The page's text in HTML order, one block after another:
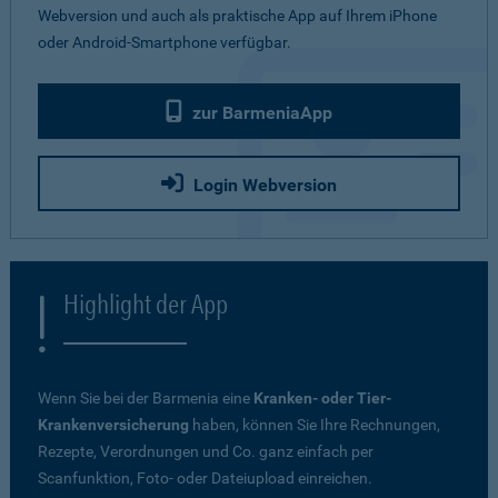
Webversion und auch als praktische App auf Ihrem iPhone
oder Android-Smartphone verfügbar.
zur BarmeniaApp
Login Webversion
Highlight der App
Wenn Sie bei der Barmenia eine Kranken- oder Tier-
Krankenversicherung haben, können Sie Ihre Rechnungen,
Rezepte, Verordnungen und Co. ganz einfach per
Scanfunktion, Foto- oder Dateiupload einreichen.